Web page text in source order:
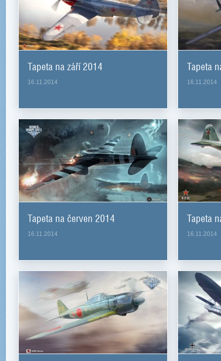
Tapeta na září 2014
16.11.2014
Tapeta
16.11.2014
Tapeta na červen 2014
16.11.2014
Tapeta
16.11.2014